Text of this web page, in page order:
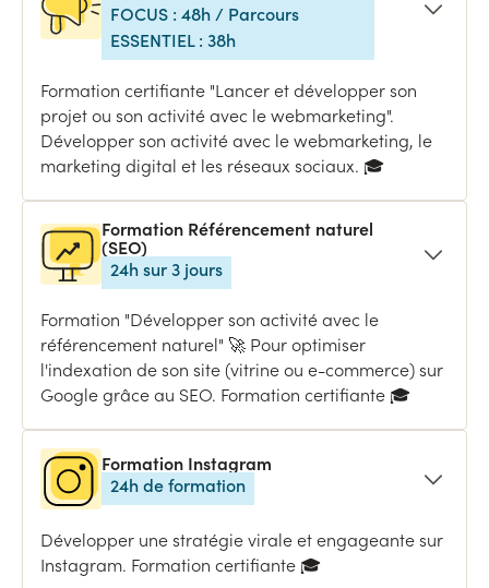
FOCUS : 48h / Parcours
ESSENTIEL : 38h
Formation certifiante "Lancer et développer son
projet ou son activité avec le webmarketing".
Développer son activité avec le webmarketing, le
marketing digital et les réseaux sociaux. ‍🎓
Formation Référencement naturel
(SEO)
24h sur 3 jours
Formation "Développer son activité avec le
référencement naturel" 🚀 Pour optimiser
l'indexation de son site (vitrine ou e-commerce) sur
Google grâce au SEO. Formation certifiante 🎓
Formation Instagram
24h de formation
Développer une stratégie virale et engageante sur
Instagram. Formation certifiante 🎓